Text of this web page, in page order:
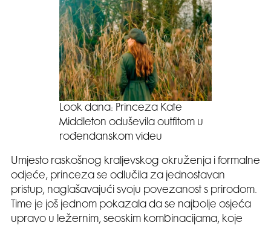
Look dana: Princeza Kate
Middleton oduševila outfitom u
rođendanskom videu
Umjesto raskošnog kraljevskog okruženja i formalne
odjeće, princeza se odlučila za jednostavan
pristup, naglašavajući svoju povezanost s prirodom.
Time je još jednom pokazala da se najbolje osjeća
upravo u ležernim, seoskim kombinacijama, koje